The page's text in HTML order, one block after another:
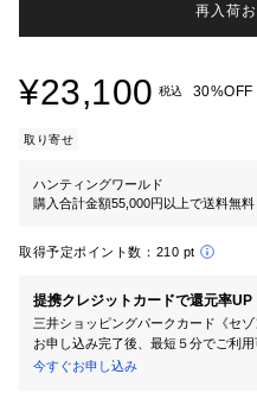
再入荷
¥23,100 税込 30%OFF
取り寄せ
ハンティングワールド
購入合計金額55,000円以上で送料無料
取得予定ポイント数： 210 pt
提携クレジットカードで還元率UP
三井ショッピングパークカード《セ
お申し込み完了後、最短５分でご利用
今すぐお申し込み